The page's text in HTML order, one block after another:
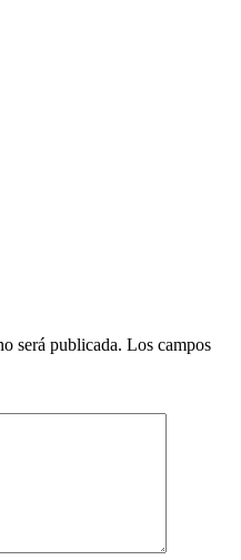
será publicada. Los campos